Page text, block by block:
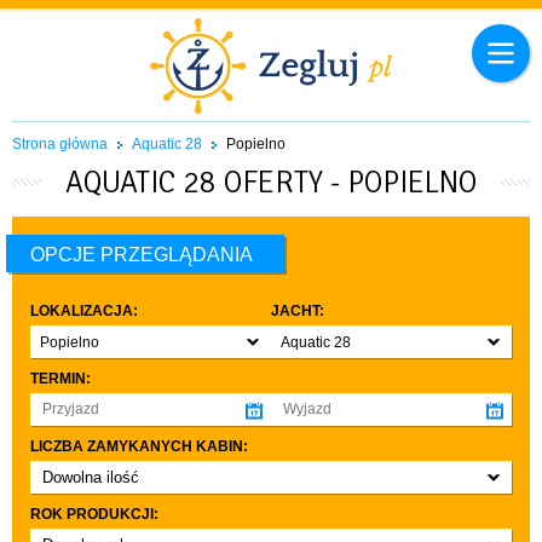
Strona główna Aquatic 28 Popielno
AQUATIC 28 OFERTY - POPIELNO
OPCJE PRZEGLĄDANIA
LOKALIZACJA:
Popielno
JACHT:
Aquatic 28
TERMIN:
LICZBA ZAMYKANYCH KABIN:
Dowolna ilość
co najmniej 1
co najmniej 2
ROK PRODUKCJI: